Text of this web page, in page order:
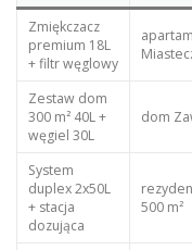
Zmiękczacz
premium 18L
+ filtr węglowy
Zestaw dom
300 m² 40L +
węgiel 30L
dom
System
duplex 2x50L
+ stacja
dozująca
500 m²